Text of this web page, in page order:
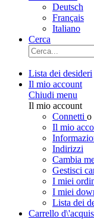
Deutsch
Français
Italiano
Cerca
Lista dei desideri
Il mio account
Chiudi menu
Il mio account
Connetti o
Il mio
Indirizzi
Cambia
Gestisci
I miei
I miei
Lista dei
Carrello